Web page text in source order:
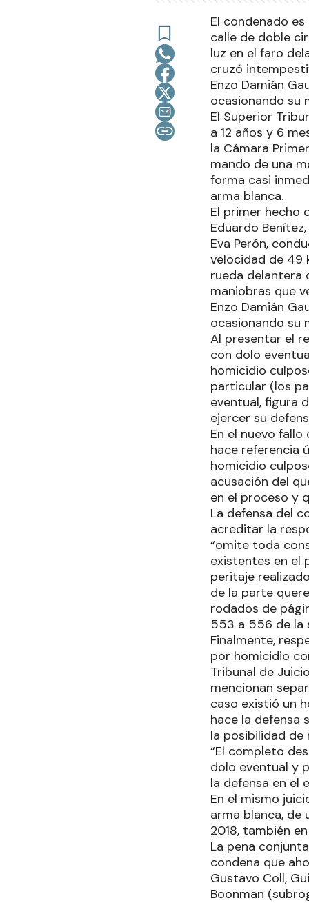
El condenado
calle de doble
luz en el faro
cruzó
Enzo Damián
ocasionando su
El Superior
a 12 años y 6
la Cámara
mando de una
forma casi
arma blanca.
El primer hecho
Eduardo
Eva Perón,
velocidad de 49
rueda delantera
maniobras que
Enzo Damián
ocasionando su
Al presentar el
con dolo
homicidio
particular (los
eventual, figura
ejercer su
En el nuevo fallo
hace referencia
homicidio
acusación del
en el proceso y
La defensa del
acreditar la
“omite toda
existentes en el
peritaje
de la parte
rodados de
553 a 556 de la
Finalmente,
por homicidio
Tribunal de
mencionan
caso existió un
hace la defensa
la posibilidad
“El completo
dolo eventual y
la defensa en el
En el mismo
arma blanca,
2018, también
La pena
condena que
Gustavo Coll,
Boonman